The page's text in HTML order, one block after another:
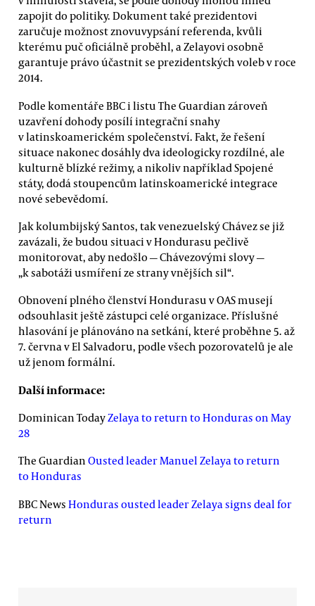
zapojit do politiky. Dokument také prezidentovi
zaručuje možnost znovuvypsání referenda, kvůli
kterému puč oficiálně proběhl, a Zelayovi osobně
garantuje právo účastnit se prezidentských voleb v roce
2014.
Podle komentáře BBC i listu The Guardian zároveň
uzavření dohody posílí integrační snahy
v latinskoamerickém společenství. Fakt, že řešení
situace nakonec dosáhly dva ideologicky rozdílné, ale
kulturně blízké režimy, a nikoliv například Spojené
státy, dodá stoupencům latinskoamerické integrace
nové sebevědomí.
Jak kolumbijský Santos, tak venezuelský Chávez se již
zavázali, že budou situaci v Hondurasu pečlivě
monitorovat, aby nedošlo — Chávezovými slovy —
„k sabotáži usmíření ze strany vnějších sil“.
Obnovení plného členství Hondurasu v OAS musejí
odsouhlasit ještě zástupci celé organizace. Příslušné
hlasování je plánováno na setkání, které proběhne 5. až
7. června v El Salvadoru, podle všech pozorovatelů je ale
už jenom formální.
Další informace:
Dominican TodayZelaya to return to Honduras on May
28
The Guardian Ousted leader Manuel Zelaya to return
to Honduras
BBC News Honduras ousted leader Zelaya signs deal for
return